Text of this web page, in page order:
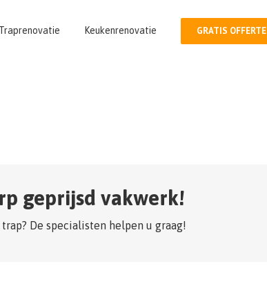
Traprenovatie Keukenrenovatie GRATIS OFFERTE
geprijsd vakwerk!
De specialisten helpen u graag!